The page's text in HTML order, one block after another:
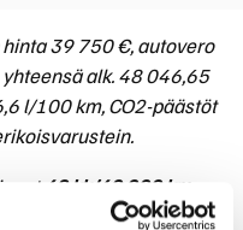
hinta 39 750 €, autovero
alk. 48 046,65
l/100 km, CO2-päästöt
48 kk/40 000 km